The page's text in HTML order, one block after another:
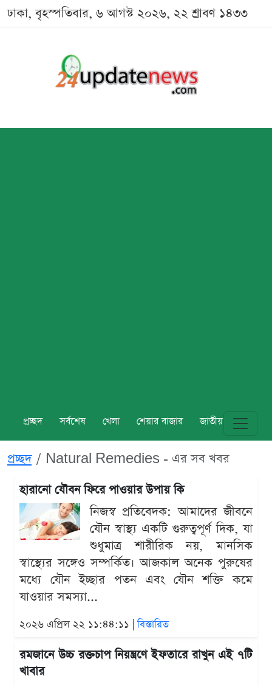
ঢাকা, বৃহস্পতিবার, ৬ আগস্ট ২০২৬, ২২ শ্রাবণ ১৪৩৩
প্রচ্ছদ সর্বশেষ খেলা শেয়ার বাজার জাতীয় বিশ্ব
প্রচ্ছদ Natural Remedies - এর সব খবর
হারানো যৌবন ফিরে পাওয়ার উপায় কি
নিজস্ব প্রতিবেদক: আমাদের জীবনে
যৌন স্বাস্থ্য একটি গুরুত্বপূর্ণ দিক, যা
শুধুমাত্র শারীরিক নয়, মানসিক
স্বাস্থ্যের সঙ্গেও সম্পর্কিত। আজকাল অনেক পুরুষের
মধ্যে যৌন ইচ্ছার পতন এবং যৌন শক্তি কমে
যাওয়ার সমস্যা...
২০২৬ এপ্রিল ২২ ১১:৪৪:১১ |বিস্তারিত
রমজানে উচ্চ রক্তচাপ নিয়ন্ত্রণে ইফতারে রাখুন এই ৭টি
খাবার